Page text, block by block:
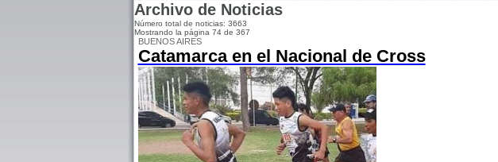
Archivo de Noticias
Número total de noticias: 3663
Mostrando la página 74 de 367
BUENOS AIRES
Catamarca en el Nacional de Cross